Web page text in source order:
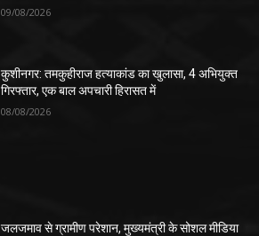
09/08/2026
कुशीनगर: तमकुहीराज हत्याकांड का खुलासा, 4 अभियुक्त
गिरफ्तार, एक बाल अपचारी हिरासत में
08/08/2026
जलजमाव से ग्रामीण परेशान, मुख्यमंत्री के सोशल मीडिया